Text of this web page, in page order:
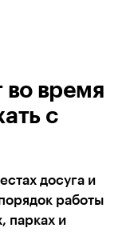
во время
с
досуга и
работы
парках и